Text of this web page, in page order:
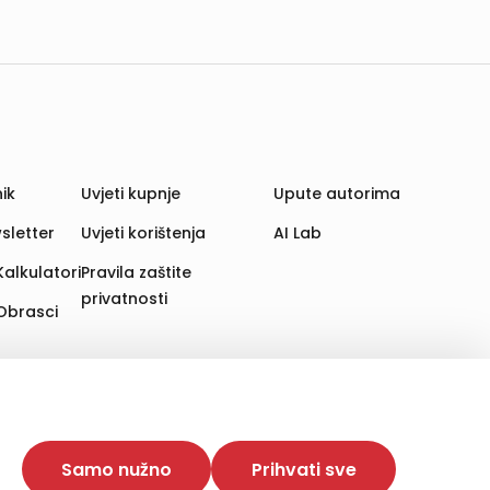
web stranica i uređaja u tu svrhu. Naši partneri
Opcija „Prihvati sve“ omogućuje postavljanje i
Samo nužno Prihvati sve
Uvjeti kupnje
Uvjeti korištenja
Pravila zaštite
privatnosti
Upute autorima
AI Lab